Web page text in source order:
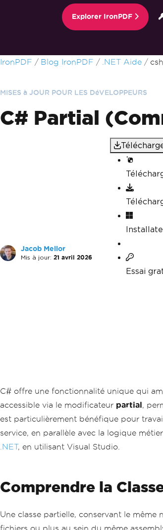
Explorer IronPDF
Passer au contenu du pied de page
IronPDF Blog IronPDF .NET Aide
MISES à JOUR POUR LES DéVELOPPEURS
C# Partial
Jacob Mellor
Mis à jour: 21 avril 2026
Essai
C# offre une fonctionnalité unique qui
accessible via le modificateur partial,
est particulièrement bénéfique pour
service, en parallèle avec la logique
.NET, en utilisant Visual Studio.
Comprendre la
Une classe partielle, conservant le
fichiers ou plus au sein du même